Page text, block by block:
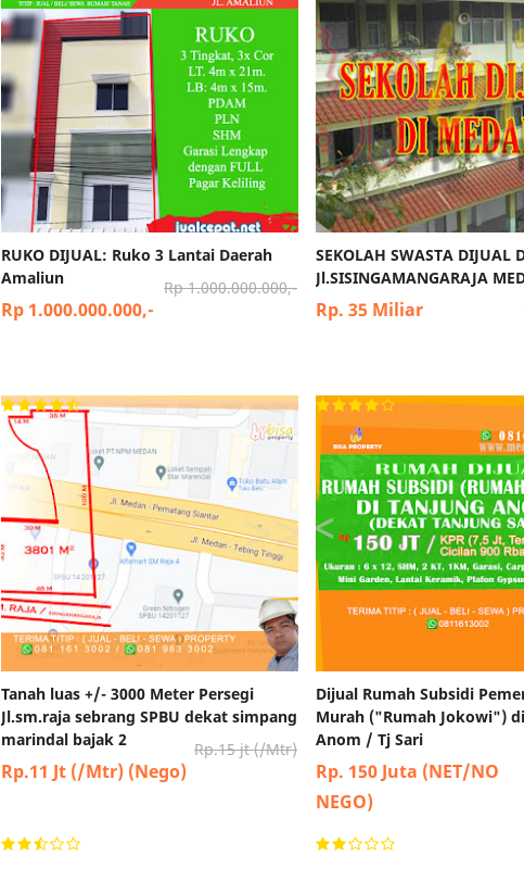
RUKO DIJUAL: Ruko 3 Lantai Daerah
Amaliun
Rp 1.000.000.000,-
Rp 1.000.000.000,-
SEKOLAH SWASTA DIJUAL
Jl.SISINGAMANGARAJA
Rp. 35 Miliar
Tanah luas +/- 3000 Meter Persegi
Jl.sm.raja sebrang SPBU dekat simpang
marindal bajak 2
Rp.15 jt (/Mtr)
Rp.11 Jt (/Mtr) (Nego)
Dijual Rumah Subsidi
Murah ("Rumah Jokowi")
Anom / Tj Sari
Rp. 150 Juta (NET/NO
NEGO)